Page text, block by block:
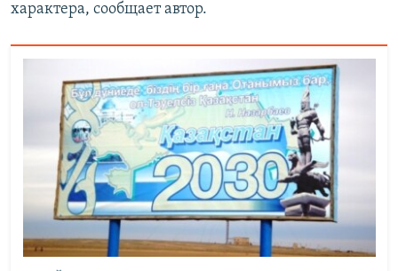
характера, сообщает автор.